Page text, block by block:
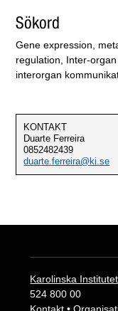
Sökord
Gene expression,
regulation, Inter-
interorgan
KONTAKT
Duarte Ferreira
0852482439
duarte.ferreira@ki.se
Karolinska Institutet
524 800 00